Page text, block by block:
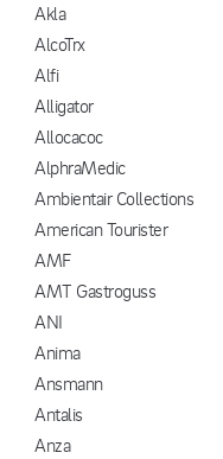
Akla
AlcoTrx
Alfi
Alligator
Allocacoc
AlphraMedic
Ambientair Collections
American Tourister
AMF
AMT Gastroguss
ANI
Anima
Ansmann
Antalis
Anza